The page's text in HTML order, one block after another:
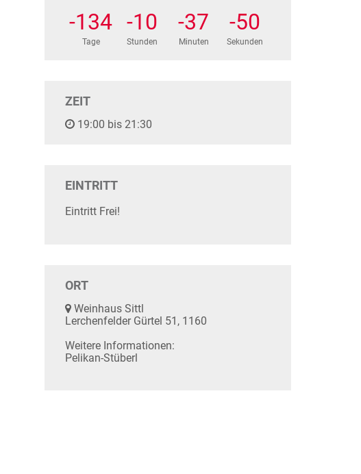
-134
Tage
-10
Stunden
-37
Minuten
-50
Sekunden
ZEIT
19:00 bis 21:30
EINTRITT
Eintritt Frei!
ORT
Weinhaus Sittl
Lerchenfelder Gürtel 51, 1160
Weitere Informationen:
Pelikan-Stüberl